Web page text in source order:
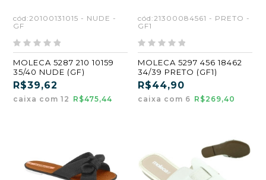
cód:20100131015 - NUDE -
GF
MOLECA 5287 210 10159
35/40 NUDE (GF)
R$39,62
caixa com 12 R$475,44
cód:21300084561 - PRETO -
GF1
MOLECA 5297 456 18462
34/39 PRETO (GF1)
R$44,90
caixa com 6 R$269,40